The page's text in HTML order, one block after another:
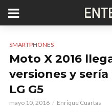
SMARTPHONES
Moto X 2016
versiones y
LG G5
mayo 10, 2016 Enrique Cuartas